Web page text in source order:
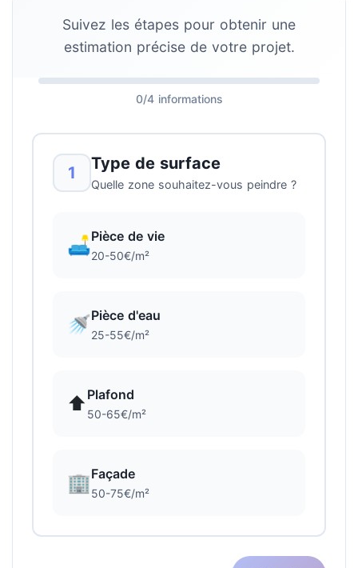
Suivez les étapes pour obtenir une
estimation précise de votre projet.
0/4 informations
1 Type de surface
Quelle zone souhaitez-vous peindre ?
🛋️Pièce de vie
20-50€/m²
🚿Pièce d'eau
25-55€/m²
⬆️ Plafond
50-65€/m²
🏢Façade
50-75€/m²